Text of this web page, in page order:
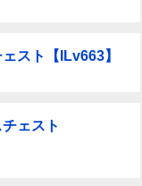
スト【ILv663】
ェスト